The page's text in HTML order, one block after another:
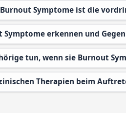
Burnout Symptome ist die
Symptome erkennen und
tun, wenn sie Burnout
Therapien beim